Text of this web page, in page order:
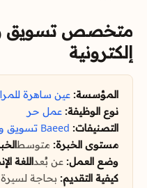
متخصص تسويق
إلكترونية
المؤسسة: عين ساهرة
نوع الوظيفة: عمل حر
التصنيفات: Baeed تسويق
مستوى الخبرة: متوسط
وضع العمل: عن بُعداللغة
كيفية التقديم: بحاجة